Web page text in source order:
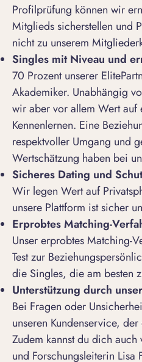
Profilprüfung können wir
Mitglieds sicherstellen und
nicht zu unserem
Singles mit Niveau und
70 Prozent unserer
Akademiker. Unabhängig
wir aber vor allem Wert auf
Kennenlernen. Eine
respektvoller Umgang und
Wertschätzung haben bei
Sicheres Dating und
Wir legen Wert auf
unsere Plattform ist sicher
Erprobtes Matching-
Unser erprobtes Matching-
Test zur
die Singles, die am besten
Unterstützung durch
Bei Fragen oder
unseren Kundenservice,
Zudem kannst du dich
und Forschungsleiterin Lisa